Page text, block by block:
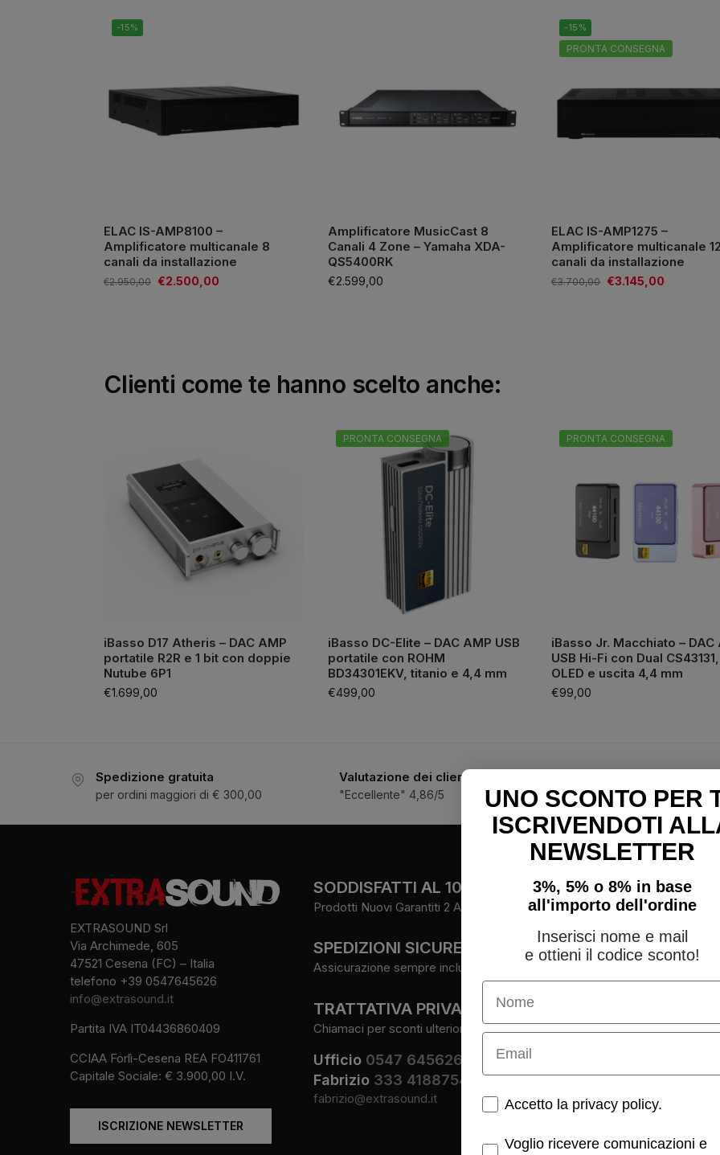
-15%
ELAC IS-AMP8100 –
Amplificatore multicanale 8
canali da installazione
€2.950,00 €2.500,00
Amplificatore MusicCast 8
Canali 4 Zone – Yamaha XDA-
QS5400RK
€2.599,00
-15%
PRONTA CONSEGNA
ELAC IS-AMP1275 –
Amplificatore multicanale 12
canali da installazione
€3.700,00 €3.145,00
Clienti come te hanno scelto anche:
iBasso D17 Atheris – DAC AMP
portatile R2R e 1 bit con doppie
Nutube 6P1
€1.699,00
PRONTA CONSEGNA
iBasso DC-Elite – DAC AMP USB
portatile con ROHM
BD34301EKV, titanio e 4,4 mm
€499,00
PRONTA CONSEGNA
iBasso Jr. Macchiato – DAC
USB Hi-Fi con Dual CS43131,
OLED e uscita 4,4 mm
€99,00
Spedizione gratuita
per ordini maggiori di € 300,00
Valutazione dei clienti
"Eccellente" 4,86/5
Assistenza telefonica
3334188754 |
EXTRASOUND Srl
Via Archimede, 605
47521 Cesena (FC) – Italia
telefono +39 0547645626
info@extrasound.it
Partita IVA IT04436860409
CCIAA Forlì-Cesena REA FO411761
Capitale Sociale: € 3.900,00 I.V.
ISCRIZIONE NEWSLETTER
SODDISFATTI AL 100%
Prodotti Nuovi Garantiti 2 Anni.
SPEDIZIONI SICURE
Assicurazione sempre inclusa.
TRATTATIVA PRIVATA
Chiamaci per sconti ulteriori.
Ufficio 0547 645626
Fabrizio 333 4188754
fabrizio@extrasound.it
FOLLOW
Facebook
Instagram
Youtube
UNO SCONTO PER
ISCRIVENDOTI
NEWSLETTER
3%, 5% o 8% in base
all'importo dell'ordine
Inserisci nome e mail
e ottieni il codice sconto!
Name
Email
Spunte obbligatorie
Accetto la privacy policy.
Spunte obbligatorie
Voglio ricevere comunicazioni e